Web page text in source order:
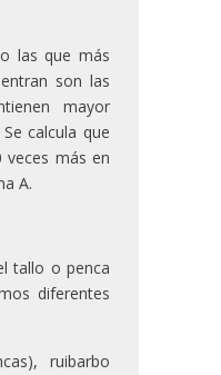
las que más
son las
mayor
calcula que
veces más en
A.
tallo o penca
diferentes
ruibarbo